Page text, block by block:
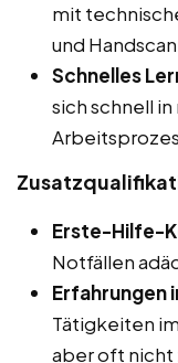
mit
und
Schnelles
sich schnell
Erste-Hilfe-
Notfällen
Erfahrungen
Tätigkeiten
aber oft nicht